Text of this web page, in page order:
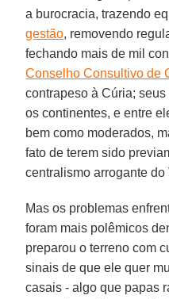
a burocracia, trazendo
gestão, removendo
fechando mais de mil
Conselho Consultivo de
contrapeso à Cúria;
os continentes, e entre
bem como moderados,
fato de terem sido
centralismo arrogante do
Mas os problemas
foram mais polêmicos
preparou o terreno com
sinais de que ele quer
casais - algo que papas